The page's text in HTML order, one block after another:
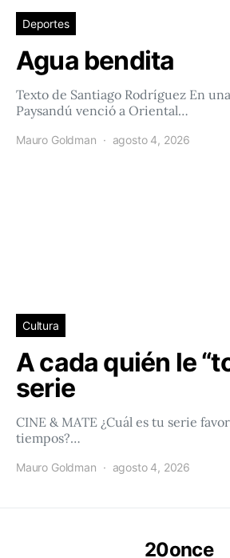
Deportes
Agua bendita
Texto de Santiago Rodríguez En
Paysandú venció a Oriental…
Mauro Goldman agosto 4, 2026
Cultura
A cada quién le
serie
CINE & MATE ¿Cuál es tu serie
tiempos?…
Mauro Goldman agosto 4, 2026
20once
Conéctacte con